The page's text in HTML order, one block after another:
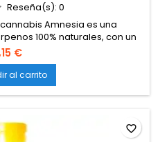
Reseña(s): 0
Amnesia es una
100% naturales, con un
la extracción de terpenos de
que por tantos años lleva
holandeses.
€
al carrito
favorite_border